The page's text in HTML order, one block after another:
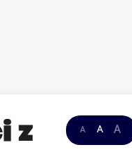
A A A
z